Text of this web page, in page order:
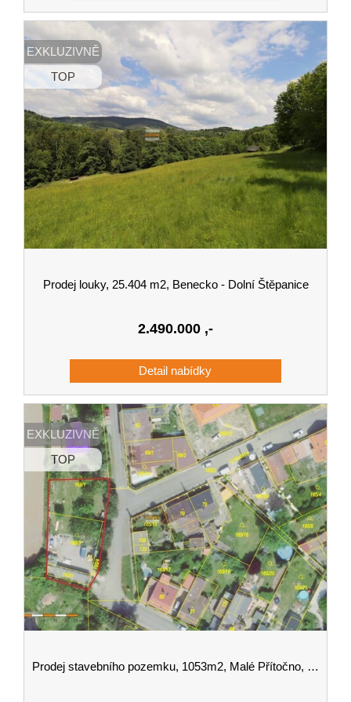
EXKLUZIVNĚ
TOP
Prodej louky, 25.404 m2, Benecko - Dolní Štěpanice
2.490.000 ,-
EXKLUZIVNĚ
TOP
Prodej stavebního pozemku, 1053m2, Malé Přítočno, okres Kladno